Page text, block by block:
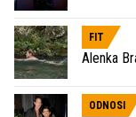
FIT
Alenka
ODNOSI